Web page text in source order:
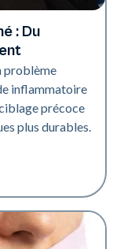
: Du
problème
inflammatoire
précoce
plus durables.